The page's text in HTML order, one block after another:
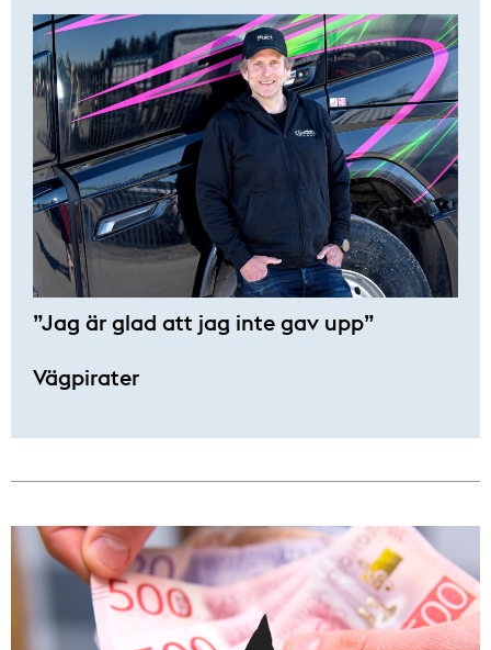
”Jag är glad att jag inte gav upp”
Vägpirater